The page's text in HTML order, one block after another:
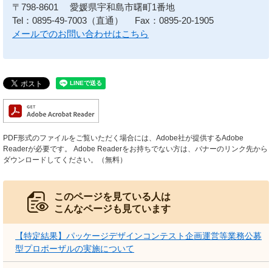
〒798-8601
愛媛県宇和島市曙町1番地
Tel：0895-49-7003（直通）
Fax：0895-20-1905
メールでのお問い合わせはこちら
PDF形式のファイルをご覧いただく場合には、Adobe社が提供するAdobe
Readerが必要です。
Adobe Readerをお持ちでない方は、バナーのリンク先から
ダウンロードしてください。（無料）
このページを見ている人は
こんなページも見ています
【特定結果】パッケージデザインコンテスト企画運営等業務公募
型プロポーザルの実施について